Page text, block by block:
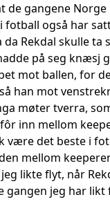
de gangene
fotball også har
da Rekdal skulle
på seg knæsj
mot ballen, for
han mot
møter tverra,
inn mellom
være det beste i
mellom
likte flyt, når
gangen jeg har likt